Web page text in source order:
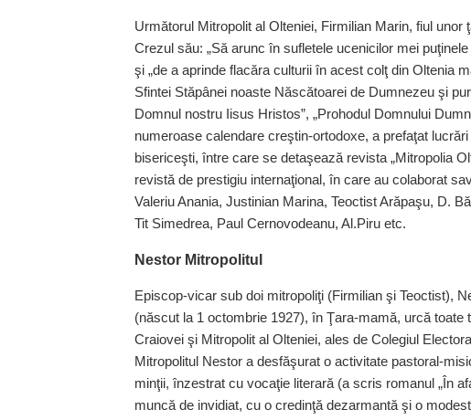
Următorul Mitropolit al Olteniei, Firmilian Marin, fiul
Crezul său: „Să arunc în sufletele ucenicilor mei
şi „de a aprinde flacăra culturii în acest colţ din Oltenia
Sfintei Stăpânei noaste Născătoarei de Dumnezeu şi
Domnul nostru Iisus Hristos”, „Prohodul Domnului
numeroase calendare creştin-ortodoxe, a prefaţat
bisericeşti, între care se detaşează revista „Mitropolia
revistă de prestigiu internaţional, în care au colaborat
Valeriu Anania, Justinian Marina, Teoctist Arăpaşu, D.
Tit Simedrea, Paul Cernovodeanu, Al.Piru etc.
Nestor Mitropolitul
Episcop-vicar sub doi mitropoliţi (Firmilian şi Teoctist),
(născut la 1 octombrie 1927), în Ţara-mamă, urcă toate
Craiovei şi Mitropolit al Olteniei, ales de Colegiul
Mitropolitul Nestor a desfăşurat o activitate pastoral-
minţii, înzestrat cu vocaţie literară (a scris romanul „În
muncă de invidiat, cu o credinţă dezarmantă şi o